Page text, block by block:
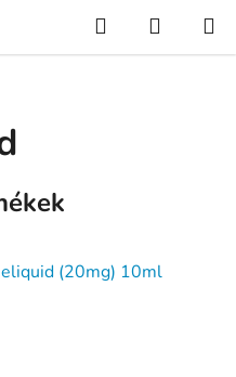
KeresésKOSÁR
(20mg) 10ml